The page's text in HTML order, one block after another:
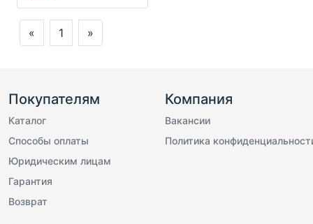
« 1 »
Покупателям
Каталог
Способы оплаты
Юридическим лицам
Гарантия
Возврат
Компания
Вакансии
Политика